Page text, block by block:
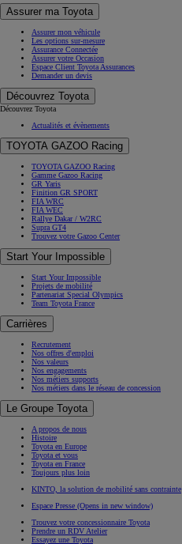
Assurer ma Toyota
Assurer mon véhicule
Les options sur-mesure
Assurance Connectée
Assurer votre Occasion
Espace Client Toyota Assurances
Demander un devis
Découvrez Toyota
Découvrez Toyota
Actualités et évènements
TOYOTA GAZOO Racing
TOYOTA GAZOO Racing
Gamme Gazoo Racing
GR Yaris
Finition GR SPORT
FIA WRC
FIA WEC
Rallye Dakar / W2RC
Supra GT4
Trouvez votre Gazoo Center
Start Your Impossible
Start Your Impossible
Projets de mobilité
Partenariat Special Olympics
Team Toyota France
Carrières
Recrutement
Nos offres d'emploi
Nos valeurs
Nos engagements
Nos métiers supports
Nos métiers dans le réseau de concession
Le Groupe Toyota
A propos de nous
Histoire
Toyota en Europe
Toyota et vous
Toyota en France
Toujours plus loin
KINTO, la solution de mobilité sans contrainte
Espace Presse (Opens in new window)
Trouvez votre concessionnaire Toyota
Prendre un RDV Atelier
Essayez une Toyota